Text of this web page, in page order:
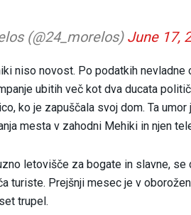
(@24_morelos) June 17,
niso novost. Po podatkih
ubitih več kot dva ducata
ko je zapuščala svoj dom. Ta
mesta v zahodni Mehiki in njen
letovišče za bogate in slavne,
turiste. Prejšnji mesec je v
trupel.